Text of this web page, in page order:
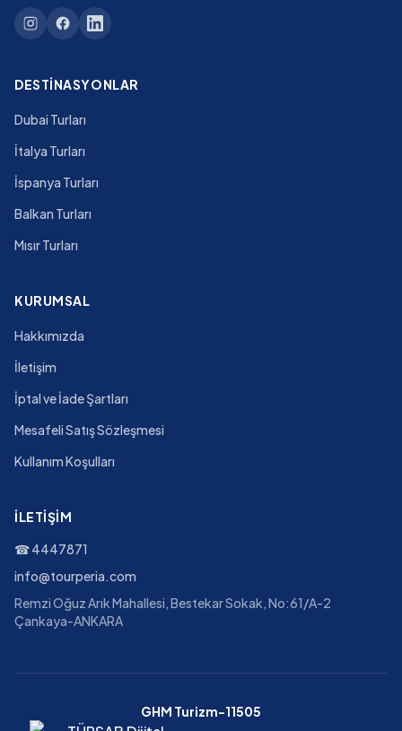
DESTINASYONLAR
Dubai Turları
İtalya Turları
İspanya Turları
Balkan Turları
Mısır Turları
KURUMSAL
Hakkımızda
İletişim
İptal ve İade Şartları
Mesafeli Satış Sözleşmesi
Kullanım Koşulları
İLETIŞIM
☎4447871
info@tourperia.com
Remzi Oğuz Arık Mahallesi, Bestekar Sokak, No:61/A-2
Çankaya-ANKARA
GHM Turizm-11505